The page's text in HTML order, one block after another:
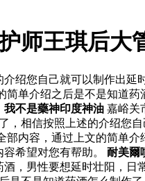
师王琪后大
绍您自己就可以制作出延
单介绍之后是不是知道
我不是藥神印度神油 嘉峪关
，相信按照上述的介绍您
内容，通过上文的简单
希望对您有帮助。 耐美爾
，男性要想延时壮阳，日